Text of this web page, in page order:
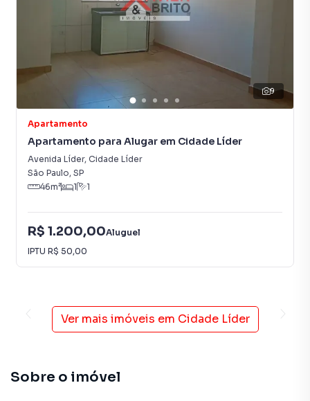
9
Apartamento
Apartamento para Alugar em Cidade Líder
Avenida Líder, Cidade Líder
São Paulo, SP
46m² 1 1
R$ 1.200,00Aluguel
IPTU R$ 50,00
Ver mais imóveis em Cidade Líder
Sobre o imóvel